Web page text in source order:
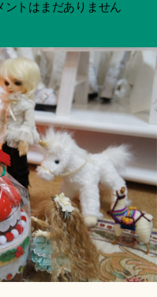
a
ci
Hi
ts
u
ki
＊
ントはまだありません